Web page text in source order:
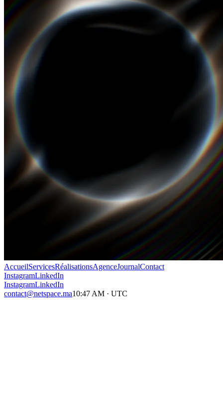
AccueilServicesRéalisationsAgenceJournalContact
InstagramLinkedIn
InstagramLinkedIn
contact@netspace.ma10:47 AM · UTC